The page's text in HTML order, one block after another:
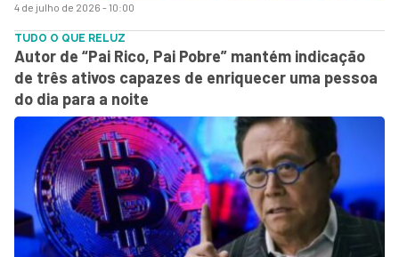
4 de julho de 2026 - 10:00
TUDO O QUE RELUZ
Autor de “Pai Rico, Pai Pobre” mantém indicação
de três ativos capazes de enriquecer uma pessoa
do dia para a noite